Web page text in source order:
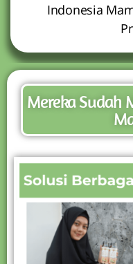
Indonesia
Mereka Sudah